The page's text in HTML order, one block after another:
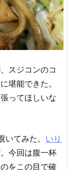
スジコンのコ
堪能できた。
ってほしいな
てみた。 いり
今回は腹一杯
をこの目で確